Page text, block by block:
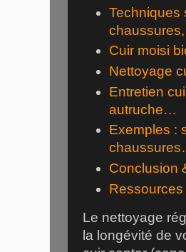
Techniques
Cuir moisi
Nettoyage
Entretien
autruche…
Exemples :
Conclusion
Le nettoyage
la longévité de